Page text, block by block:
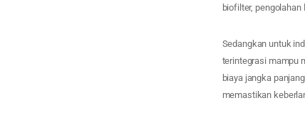
biofilter,
Sedangkan untuk
terintegrasi mampu
biaya jangka
memastikan